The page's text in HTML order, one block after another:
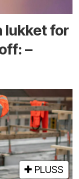
lukket for
–
PLUSS